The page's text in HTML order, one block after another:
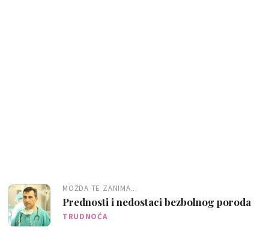
MOŽDA TE ZANIMA...
Prednosti i nedostaci bezbolnog poroda
TRUDNOĆA